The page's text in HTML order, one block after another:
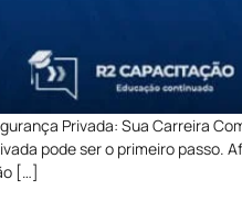
Privada: Sua Carreira
pode ser o primeiro
[…]